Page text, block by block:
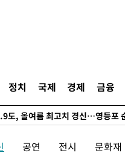
정치 국제 경제 금융
, 동해상으로 미상 발사체 발사"
' 불볕더위…한밤 열대야도 계속[
개입 관측 배경엔 美의 대한국 무
도, 올여름 최고치 경신…영등포
닥, 800p 회복…0.26% 오른
공연 전시 문화재